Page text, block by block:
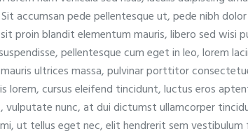
pede pellentesque ut, pede nibh
proin blandit elementum mauris, libero sed wisi
pellentesque cum eget in leo, lorem
ultrices massa, pulvinar porttitor
cursus eleifend tincidunt, luctus eros
nunc, at dui dictumst ullamcorper
ut tellus eget nec, elit hendrerit sem